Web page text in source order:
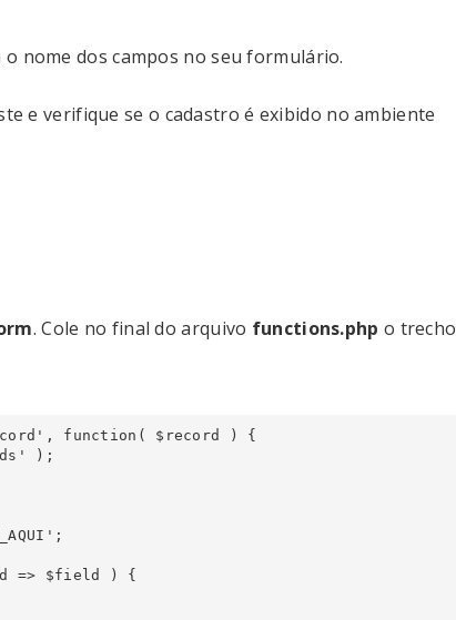
o nome dos campos no seu formulário.
e verifique se o cadastro é exibido no ambiente
. Cole no final do arquivo functions.php o trecho
function( $record ) {
);
=> $field ) {